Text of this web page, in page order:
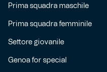
Prima squadra maschile
Prima squadra femminile
Settore giovanile
Genoa for special